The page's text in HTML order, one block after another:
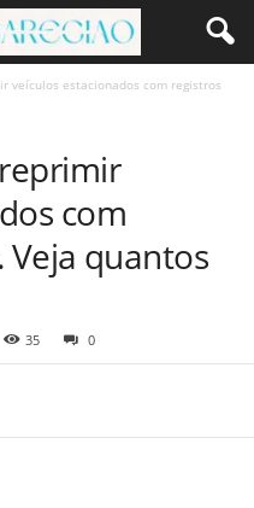
veículos estacionados com registros
com
Veja quantos
35 0